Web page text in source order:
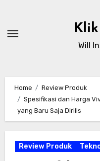
content
Will
Home
Review Produk
Spesifikasi dan Harga
yang Baru Saja Dirilis
Review Produk